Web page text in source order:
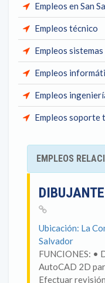
Empleos en San
Empleos técnico
Empleos sistemas
Empleos
Empleos
Empleos soporte
EMPLEOS
Ubicación: La
Salvador
FUNCIONES: •
AutoCAD 2D
Efectuar